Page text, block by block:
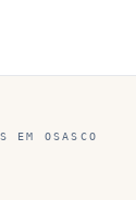
EM OSASCO